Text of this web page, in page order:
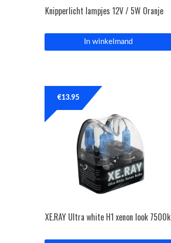
Knipperlicht lampjes 12V / 5W Oranje
In winkelmand
XE.RAY Ultra white H1 xenon look 7500k
€13.95